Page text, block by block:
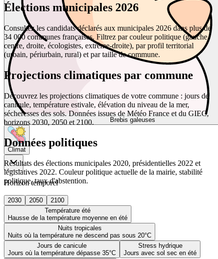
Brebis galeuses
Climat
Horizon temporel
2030 2050
2100
Température été
Hausse de la température moyenne en été
Nuits tropicales
Nuits où la température ne descend pas sous 20°C
Jours de canicule
Jours où la température dépasse 35°C
Stress hydrique
Jours avec sol sec en été
Élections municipales 2026
Consultez les candidats déclarés aux municipales 2026 dans plus de
34 000 communes françaises. Filtrez par couleur politique (gauche,
centre, droite, écologistes, extrême-droite), par profil territorial
(urbain, périurbain, rural) et par taille de commune.
Projections climatiques par commune
Découvrez les projections climatiques de votre commune : jours de
canicule, température estivale, élévation du niveau de la mer,
sécheresses des sols. Données issues de Météo France et du GIEC,
horizons 2030, 2050 et 2100.
Données politiques
Résultats des élections municipales 2020, présidentielles 2022 et
législatives 2022. Couleur politique actuelle de la mairie, stabilité
politique, taux d'abstention.